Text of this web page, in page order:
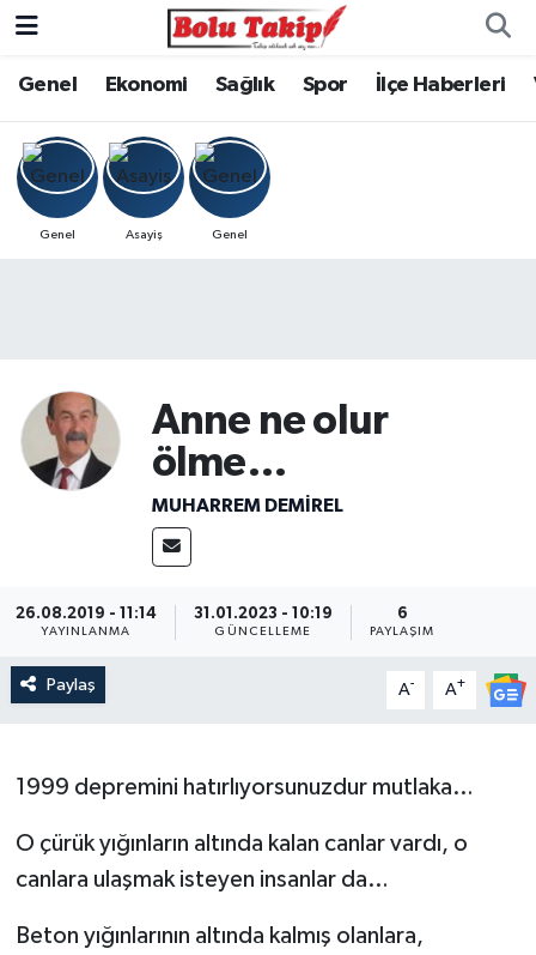
Genel Ekonomi Sağlık Spor İlçe Haberleri
Genel Asayiş Genel
Anne ne olur
ölme…
MUHARREM DEMİREL
26.08.2019 - 11:14
YAYINLANMA
31.01.2023 - 10:19
GÜNCELLEME
6
PAYLAŞIM
Paylaş A- A+
1999 depremini hatırlıyorsunuzdur mutlaka…
O çürük yığınların altında kalan canlar vardı, o
canlara ulaşmak isteyen insanlar da…
Beton yığınlarının altında kalmış olanlara,